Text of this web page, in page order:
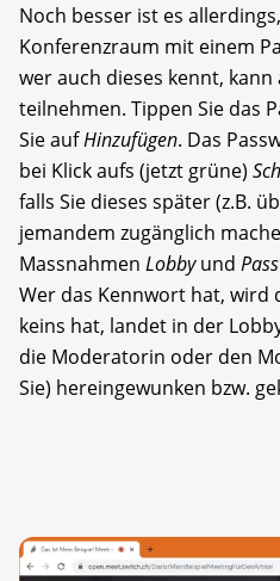
Noch besser ist es
Konferenzraum mit einem
wer auch dieses kennt,
teilnehmen. Tippen Sie das
Sie aufHinzufügen. Das
bei Klick aufs (jetzt grüne)
falls Sie dieses später (z.B.
jemandem zugänglich
Massnahmen Lobbyund
Wer das Kennwort hat, wird
keins hat, landet in der
die Moderatorin oder den
Sie) hereingewunken bzw.